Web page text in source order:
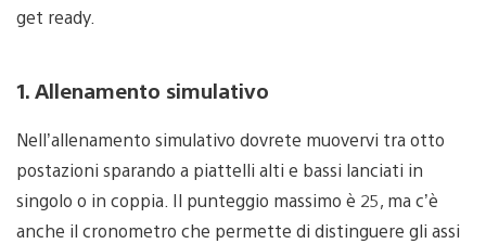
get ready.
1. Allenamento simulativo
Nell’allenamento simulativo dovrete muovervi tra otto
postazioni sparando a piattelli alti e bassi lanciati in
singolo o in coppia. Il punteggio massimo è 25, ma c’è
anche il cronometro che permette di distinguere gli assi